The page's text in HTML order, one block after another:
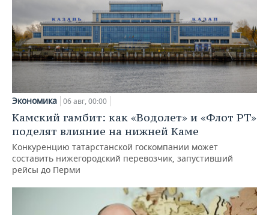
Экономика 06 авг, 00:00
Камский гамбит: как «Водолет» и «Флот РТ»
поделят влияние на нижней Каме
Конкуренцию татарстанской госкомпании может
составить нижегородский перевозчик, запустивший
рейсы до Перми